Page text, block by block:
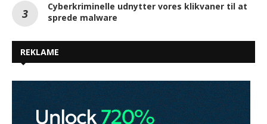
Cyberkriminelle udnytter vores klikvaner til at
sprede malware
REKLAME